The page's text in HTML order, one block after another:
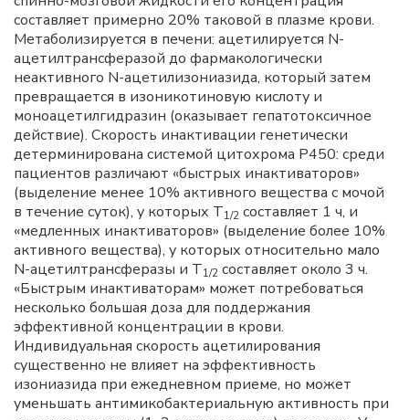
составляет примерно 20% таковой в плазме крови.
Метаболизируется в печени: ацетилируется N-
ацетилтрансферазой до фармакологически
неактивного N-ацетилизониазида, который затем
превращается в изоникотиновую кислоту и
моноацетилгидразин (оказывает гепатотоксичное
действие). Скорость инактивации генетически
детерминирована системой цитохрома Р450: среди
пациентов различают «быстрых инактиваторов»
(выделение менее 10% активного вещества с мочой
в течение суток), у которых Т1/2 составляет 1 ч, и
«медленных инактиваторов» (выделение более 10%
активного вещества), у которых относительно мало
N-ацетилтрансферазы и Т1/2 составляет около 3 ч.
«Быстрым инактиваторам» может потребоваться
несколько большая доза для поддержания
эффективной концентрации в крови.
Индивидуальная скорость ацетилирования
существенно не влияет на эффективность
изониазида при ежедневном приеме, но может
уменьшать антимикобактериальную активность при